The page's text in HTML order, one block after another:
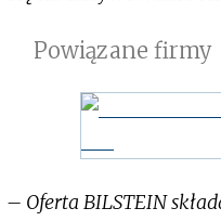
Powiązane firmy
– Oferta BILSTEIN